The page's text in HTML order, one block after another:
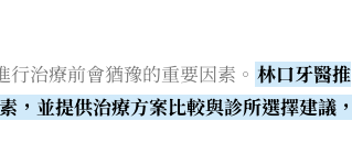
治療前會猶豫的重要因素。 林口牙醫推
，並提供治療方案比較與診所選擇建議，